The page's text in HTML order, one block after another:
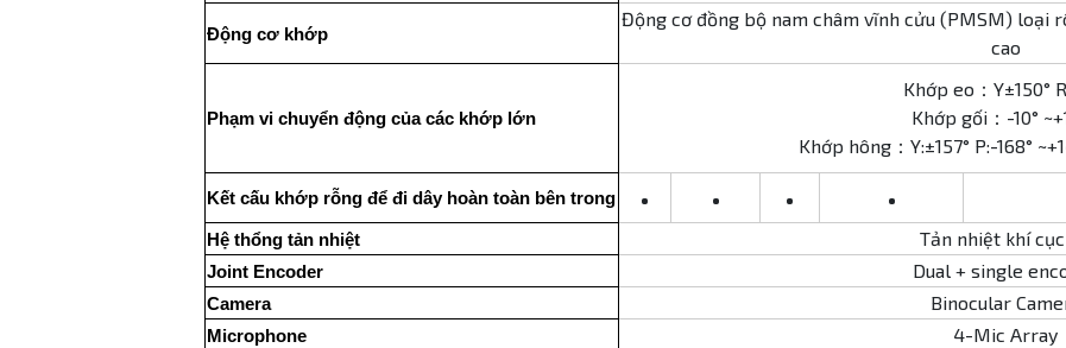
Động cơ khớp
Động cơ đồng bộ nam châm vĩnh cửu (PMSM) loại
cao
Phạm vi chuyển động của các khớp lớn
Khớp eo：Y±150°
Khớp gối：-10°
Khớp hông：Y:±157° P:-168°
Kết cấu khớp rỗng để đi dây hoàn toàn bên trong • • • •
Hệ thổng tản nhiệt Tản nhiệt khí
Joint Encoder Dual + single
Camera Binocular
Microphone 4-Mic Array